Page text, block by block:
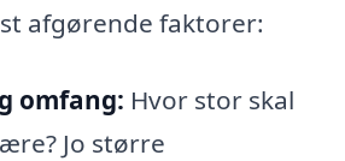
afgørende faktorer:
omfang: Hvor stor skal
Jo større